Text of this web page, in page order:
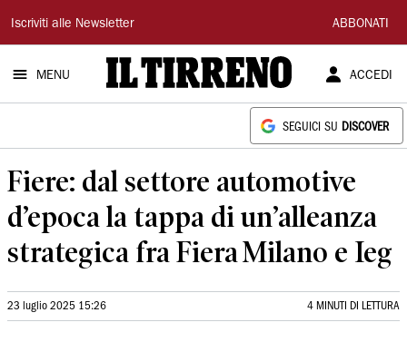
Il
Tirreno
Iscriviti alle Newsletter ABBONATI
MENU ACCEDI
SEGUICI SU DISCOVER
Fiere: dal settore automotive
d’epoca la tappa di un’alleanza
strategica fra Fiera Milano e Ieg
23 luglio 2025 15:26 4 MINUTI DI LETTURA